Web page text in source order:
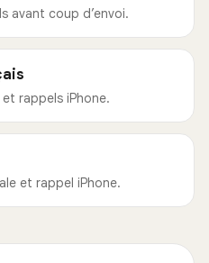
avant coup d’envoi.
rappels iPhone.
et rappel iPhone.